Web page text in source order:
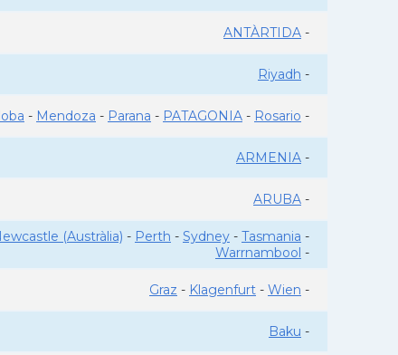
ANTÀRTIDA -
Riyadh -
- Mendoza - Parana - PATAGONIA - Rosario -
ARMENIA -
ARUBA -
(Austràlia) - Perth - Sydney - Tasmania -
Warrnambool -
Graz - Klagenfurt - Wien -
Baku -